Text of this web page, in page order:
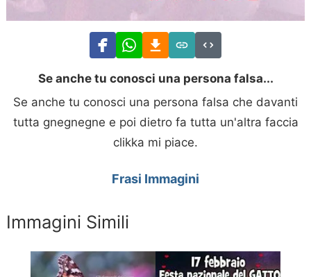
Se anche tu conosci una persona falsa...
Se anche tu conosci una persona falsa che davanti
tutta gnegnegne e poi dietro fa tutta un'altra faccia
clikka mi piace.
Frasi Immagini
Immagini Simili